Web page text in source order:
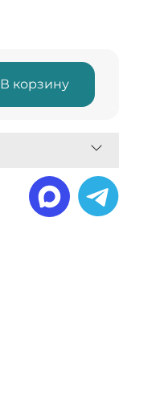
В корзину